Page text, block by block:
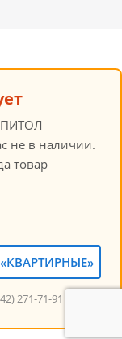
не в наличии.
товар
271-71-91